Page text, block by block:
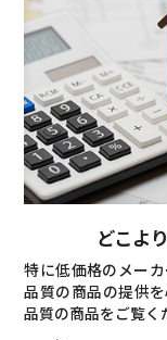
どこよ
特に低価格のメー
品質の商品の提供
品質の商品をご覧く